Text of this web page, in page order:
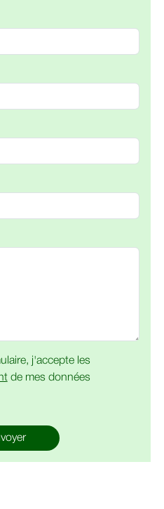
j'accepte les
de mes données